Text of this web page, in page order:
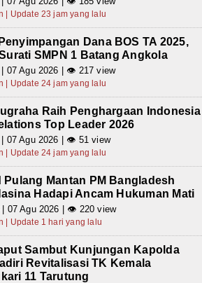
| Update 23 jam yang lalu
Dana BOS TA 2025,
SMPN 1 Batang Angkola
| 07 Agu 2026 | 👁 217 view
| Update 24 jam yang lalu
Raih Penghargaan Indonesia
Top Leader 2026
| 07 Agu 2026 | 👁 51 view
| Update 24 jam yang lalu
Pulang Mantan PM Bangladesh
Hadapi Ancam Hukuman Mati
| 07 Agu 2026 | 👁 220 view
| Update 1 hari yang lalu
Sambut Kunjungan Kapolda
Revitalisasi TK Kemala
11 Tarutung